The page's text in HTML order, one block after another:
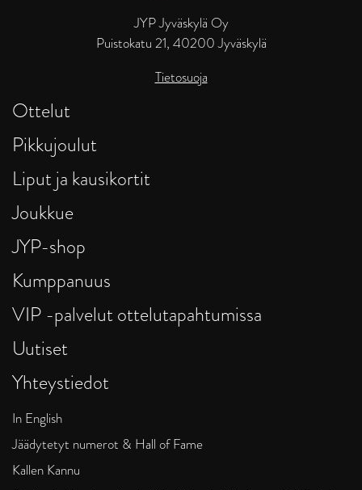
JYP Jyväskylä Oy
Puistokatu 21, 40200 Jyväskylä
Tietosuoja
Ottelut
Pikkujoulut
Liput ja kausikortit
Joukkue
JYP-shop
Kumppanuus
VIP -palvelut ottelutapahtumissa
Uutiset
Yhteystiedot
In English
Jäädytetyt numerot & Hall of Fame
Kallen Kannu